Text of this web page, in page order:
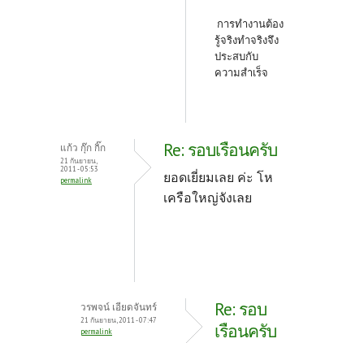
การทำงานต้อง
รู้จริงทำจริงจึง
ประสบกับ
ความสำเร็จ
แก้ว กุ๊ก กิ๊ก
21 กันยายน,
2011 - 05:53
permalink
Re: รอบเรือนครับ
ยอดเยี่ยมเลย ค่ะ โห
เครือใหญ่จังเลย
วรพจน์ เอียดจันทร์
21 กันยายน, 2011 - 07:47
permalink
Re: รอบ
เรือนครับ